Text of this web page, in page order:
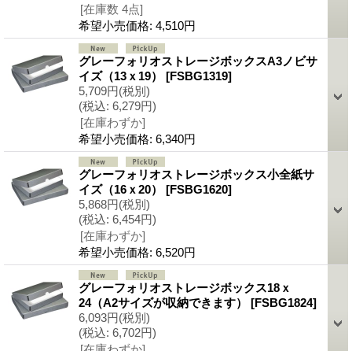
[在庫数 4点]
希望小売価格: 4,510円
グレーフォリオストレージボックスA3ノビサ
イズ（13ｘ19） [FSBG1319]
5,709円(税別)
(税込: 6,279円)
[在庫わずか]
希望小売価格: 6,340円
グレーフォリオストレージボックス小全紙サ
イズ（16ｘ20） [FSBG1620]
5,868円(税別)
(税込: 6,454円)
[在庫わずか]
希望小売価格: 6,520円
グレーフォリオストレージボックス18ｘ
24（A2サイズが収納できます） [FSBG1824]
6,093円(税別)
(税込: 6,702円)